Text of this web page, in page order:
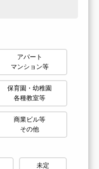
アパート
マンション等
保育園・幼稚園
各種教室等
商業ビル等
その他
未定